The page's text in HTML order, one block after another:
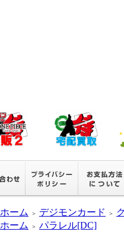
ホーム ＞ デジモンカード ＞
ホーム
＞ パラレル[DC]